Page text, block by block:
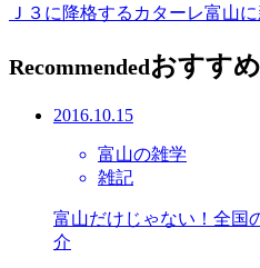
Ｊ３に降格するカターレ富山
Recommendedおすす
2016.10.15
富山の雑学
雑記
富山だけじゃない！全国
介